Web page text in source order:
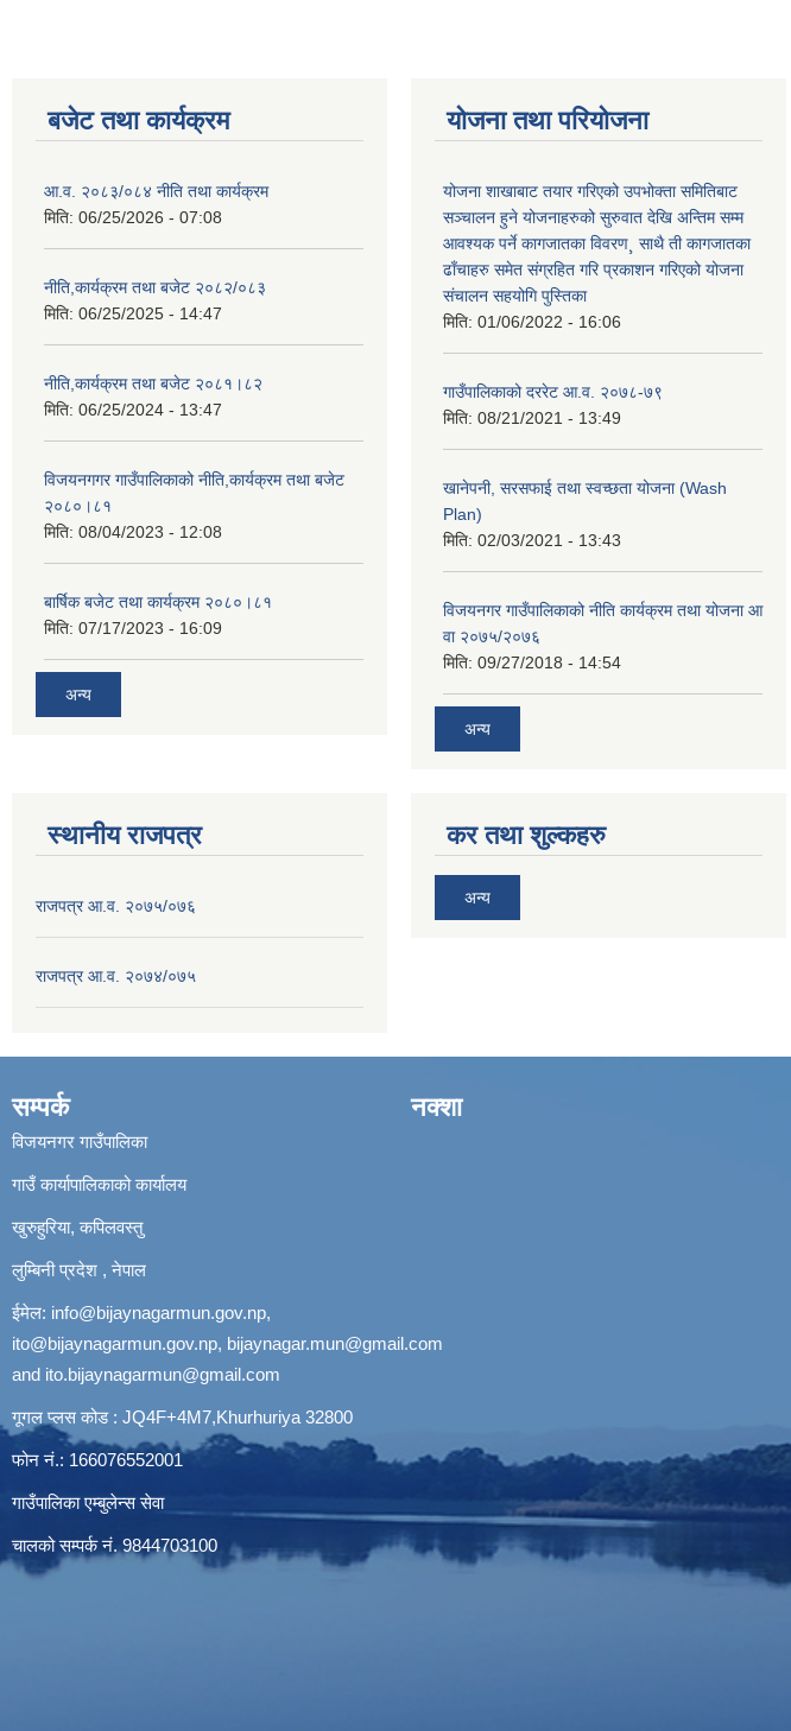
बजेट तथा कार्यक्रम
आ.व. २०८३/०८४ नीति तथा कार्यक्रम
मिति: 06/25/2026 - 07:08
नीति,कार्यक्रम तथा बजेट २०८२/०८३
मिति: 06/25/2025 - 14:47
नीति,कार्यक्रम तथा बजेट २०८१।८२
मिति: 06/25/2024 - 13:47
विजयनगगर गाउँपालिकाको नीति,कार्यक्रम तथा बजेट
२०८०।८१
मिति: 08/04/2023 - 12:08
बार्षिक बजेट तथा कार्यक्रम २०८०।८१
मिति: 07/17/2023 - 16:09
अन्य
योजना तथा परियोजना
योजना शाखाबाट तयार गरिएको उपभोक्ता समितिबाट
सञ्चालन हुने योजनाहरुको सुरुवात देखि अन्तिम सम्म
आवश्यक पर्ने कागजातका विवरण¸ साथै ती कागजातका
ढाँचाहरु समेत संग्रहित गरि प्रकाशन गरिएको योजना
संचालन सहयोगि पुस्तिका
मिति: 01/06/2022 - 16:06
गाउँपालिकाको दररेट आ.व. २०७८-७९
मिति: 08/21/2021 - 13:49
खानेपनी, सरसफाई तथा स्वच्छता योजना (Wash
Plan)
मिति: 02/03/2021 - 13:43
विजयनगर गाउँपालिकाको नीति कार्यक्रम तथा योजना आ
वा २०७५/२०७६
मिति: 09/27/2018 - 14:54
अन्य
स्थानीय राजपत्र
राजपत्र आ.व. २०७५/०७६
राजपत्र आ.व. २०७४/०७५
कर तथा शुल्कहरु
अन्य
सम्पर्क
विजयनगर गाउँपालिका
गाउँ कार्यापालिकाको कार्यालय
खुरुहुरिया, कपिलवस्तु
लुम्बिनी प्रदेश , नेपाल
ईमेल: info@bijaynagarmun.gov.np,
ito@bijaynagarmun.gov.np, bijaynagar.mun@gmail.com
and ito.bijaynagarmun@gmail.com
गूगल प्लस कोड : JQ4F+4M7,Khurhuriya 32800
फोन नं.: 166076552001
गाउँपालिका एम्बुलेन्स सेवा
चालको सम्पर्क नं. 9844703100
नक्शा